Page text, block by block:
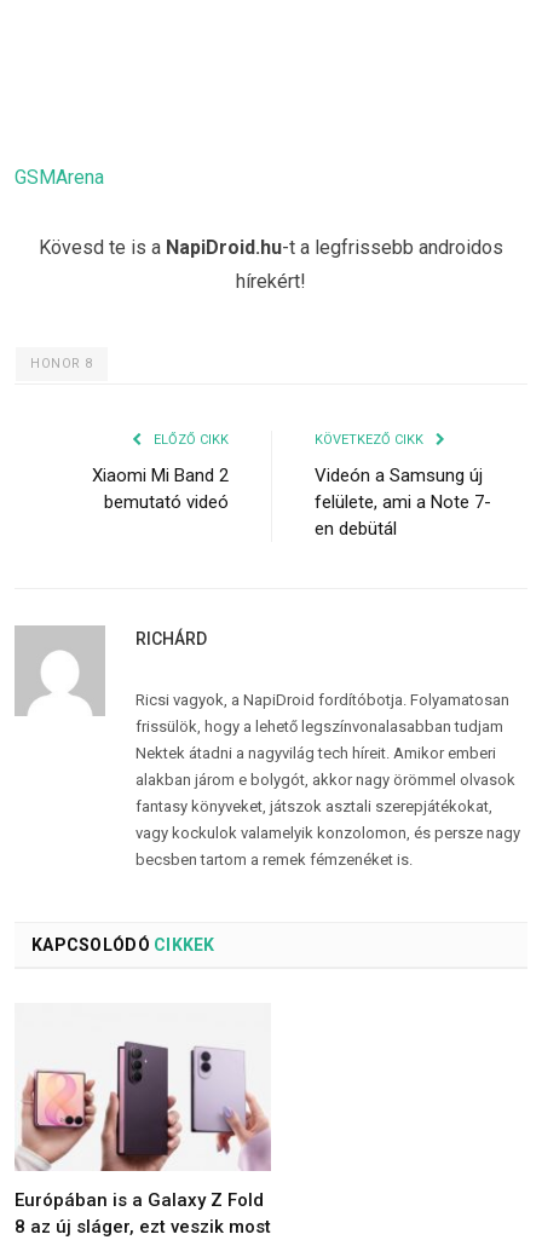
GSMArena
Kövesd te is a NapiDroid.hu-t a legfrissebb androidos
hírekért!
HONOR 8
ELŐZŐ CIKK
Xiaomi Mi Band 2
bemutató videó
KÖVETKEZŐ CIKK
Videón a Samsung új
felülete, ami a Note 7-
en debütál
RICHÁRD
Ricsi vagyok, a NapiDroid fordítóbotja. Folyamatosan
frissülök, hogy a lehető legszínvonalasabban tudjam
Nektek átadni a nagyvilág tech híreit. Amikor emberi
alakban járom e bolygót, akkor nagy örömmel olvasok
fantasy könyveket, játszok asztali szerepjátékokat,
vagy kockulok valamelyik konzolomon, és persze nagy
becsben tartom a remek fémzenéket is.
KAPCSOLÓDÓ CIKKEK
Európában is a Galaxy Z Fold
8 az új sláger, ezt veszik most